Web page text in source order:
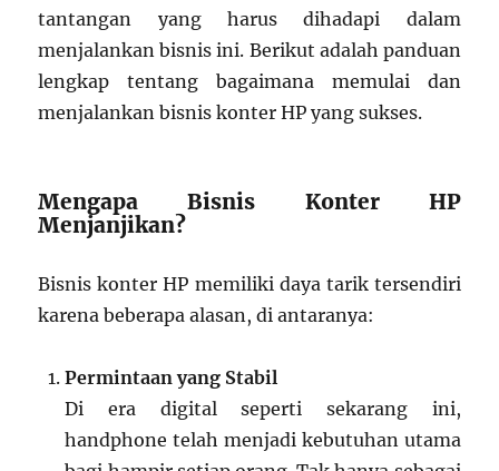
tantangan yang harus dihadapi dalam
menjalankan bisnis ini. Berikut adalah panduan
lengkap tentang bagaimana memulai dan
menjalankan bisnis konter HP yang sukses.
Mengapa Bisnis Konter HP
Menjanjikan?
Bisnis konter HP memiliki daya tarik tersendiri
karena beberapa alasan, di antaranya:
Permintaan yang Stabil
Di era digital seperti sekarang ini,
handphone telah menjadi kebutuhan utama